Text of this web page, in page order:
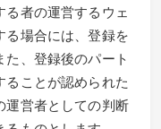
者の運営するウェ
る場合には、登録を
、登録後のパート
ことが認められた
運営者としての判断